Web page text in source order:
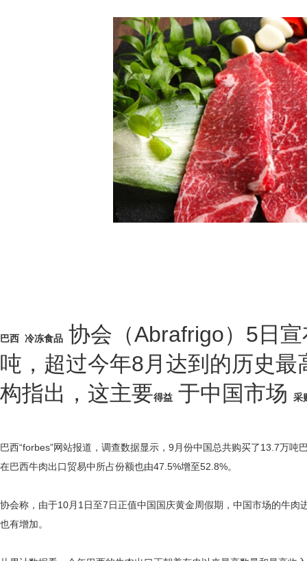
巴西 冷冻食品 协会（Abrafrigo）5日
吨，超过今年8月达到的历史
构指出，这主要得益 于中国市场 采
巴西“forbes”网站报道，调查数据显示，9月份中国总共购买了13.7万
在巴西牛肉出口贸易中所占份额也由47.5%增至52.8%。
协会称，由于10月1日至7日正值中国国庆黄金周假期，中国市场的牛
也有增加。